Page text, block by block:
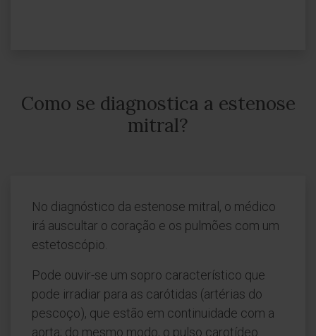
Como se diagnostica a estenose
mitral?
No diagnóstico da estenose mitral, o médico
irá auscultar o coração e os pulmões com um
estetoscópio.
Pode ouvir-se um sopro característico que
pode irradiar para as carótidas (artérias do
pescoço), que estão em continuidade com a
aorta; do mesmo modo, o pulso carotídeo